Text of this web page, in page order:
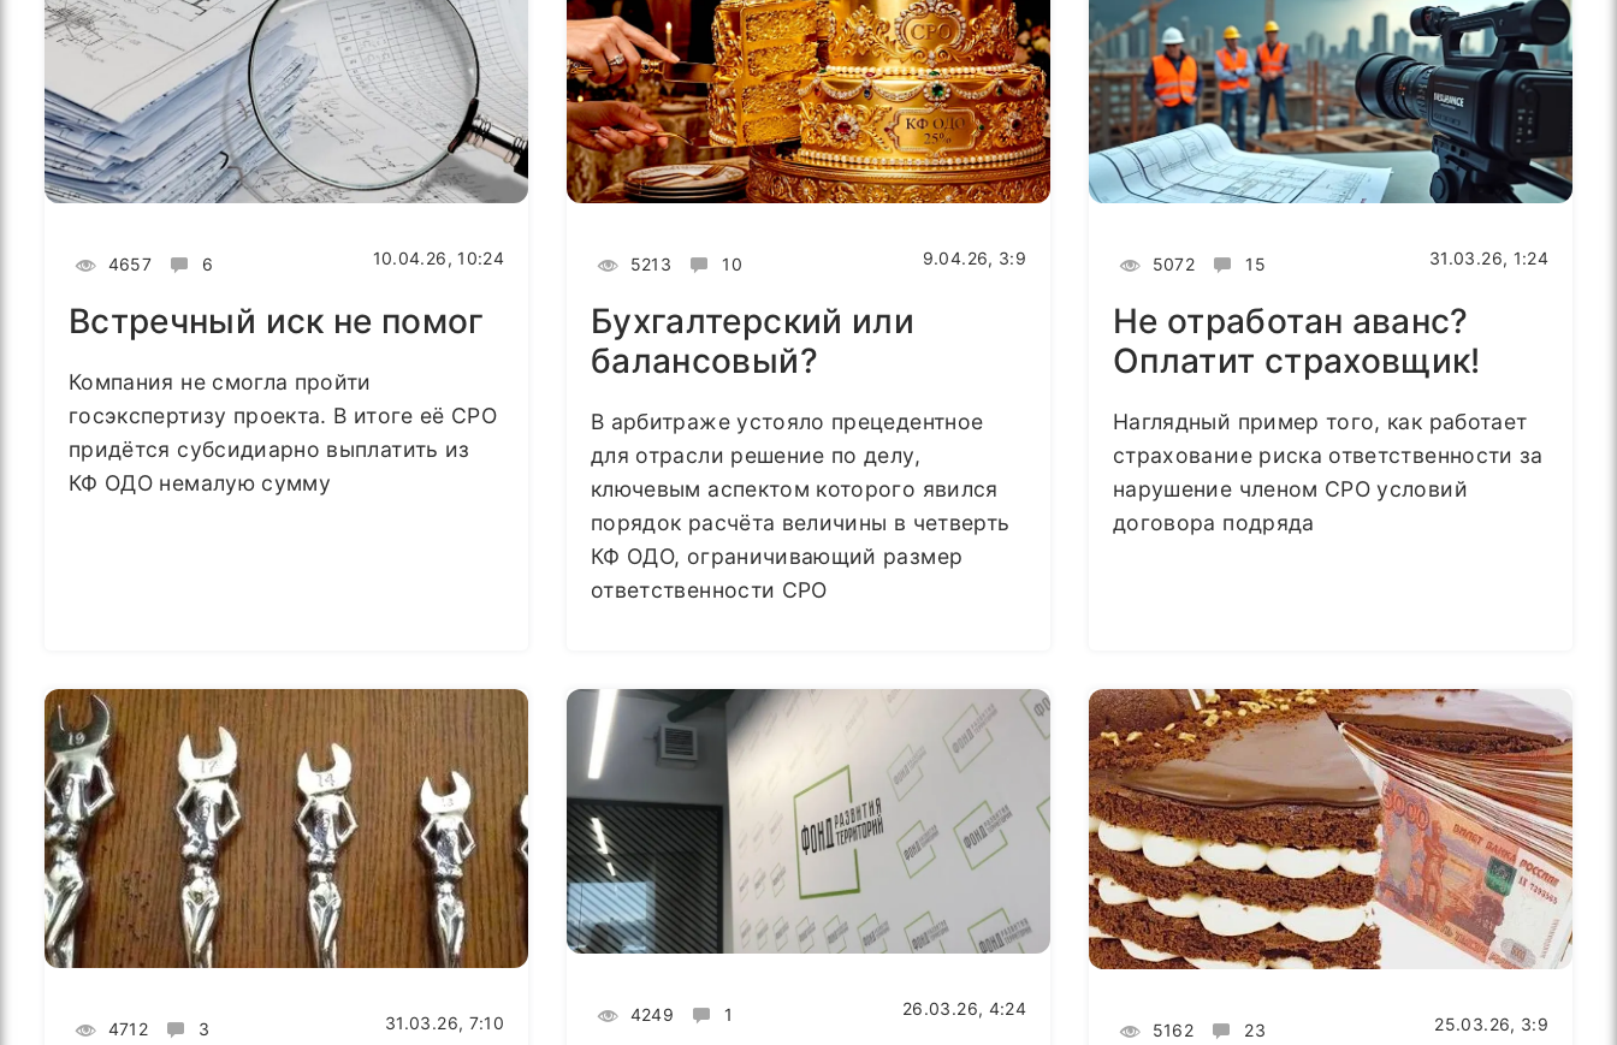
4657 6 10.04.26, 10:24
Встречный иск не помог
Компания не смогла пройти
госэкспертизу проекта. В итоге её СРО
придётся субсидиарно выплатить из
КФ ОДО немалую сумму
5213 10 9.04.26, 3:9
Бухгалтерский или
балансовый?
В арбитраже устояло прецедентное
для отрасли решение по делу,
ключевым аспектом которого явился
порядок расчёта величины в четверть
КФ ОДО, ограничивающий размер
ответственности СРО
5072 15 31.03.26, 1:24
Не отработан аванс?
Оплатит страховщик!
Наглядный пример того, как работает
страхование риска ответственности за
нарушение членом СРО условий
договора подряда
4712 3 31.03.26, 7:10 4249 1 26.03.26, 4:24
5162 23 25.03.26, 3:9